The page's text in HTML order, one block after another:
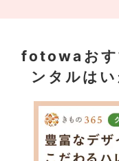
fotowaおす
ンタルは